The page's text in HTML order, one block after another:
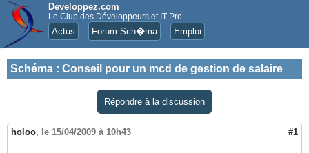
Developpez.com
Le Club des Développeurs et IT Pro
Actus Forum Sch�ma Emploi
Schéma : Conseil pour un mcd de gestion de salaire
Répondre à la discussion
holoo, le 15/04/2009 à 10h43 #1